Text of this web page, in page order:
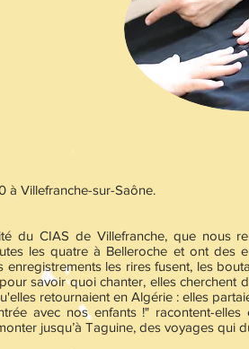
à Villefranche-sur-Saône.
du CIAS de Villefranche, que nous
les quatre à Belleroche et ont des
les rires fusent, les
savoir quoi chanter, elles cherchent
retournaient en Algérie : elles
avec nos enfants !" racontent-elles
jusqu’à Taguine, des voyages qui